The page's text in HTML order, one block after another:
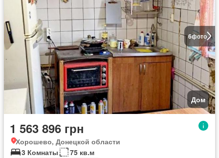
6фото
Дом
1 563 896 грн
Хорошево, Донецкой области
3 Комнаты
75 кв.м